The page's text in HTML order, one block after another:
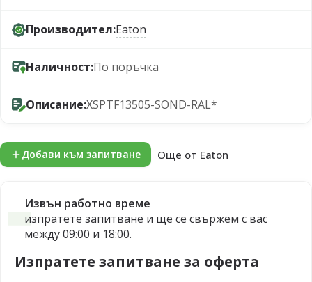
Производител:Eaton
Наличност:По поръчка
Описание:XSPTF13505-SOND-RAL*
Добави към запитване Още от Eaton
Извън работно време
изпратете запитване и ще се свържем с вас
между 09:00 и 18:00.
Изпратете запитване за оферта